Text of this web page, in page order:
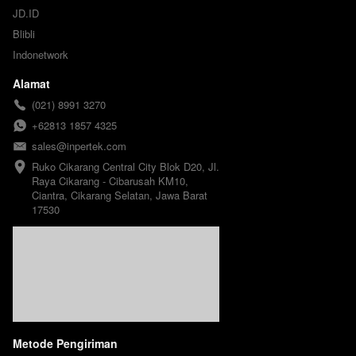
JD.ID
Blibli
Indonetwork
Alamat
(021) 8991 3270
+62813 1857 4325
sales@inpertek.com
Ruko Cikarang Central City Blok D20, Jl.
Raya Cikarang - Cibarusah KM10,
Ciantra, Cikarang Selatan, Jawa Barat
17530
Metode Pengiriman